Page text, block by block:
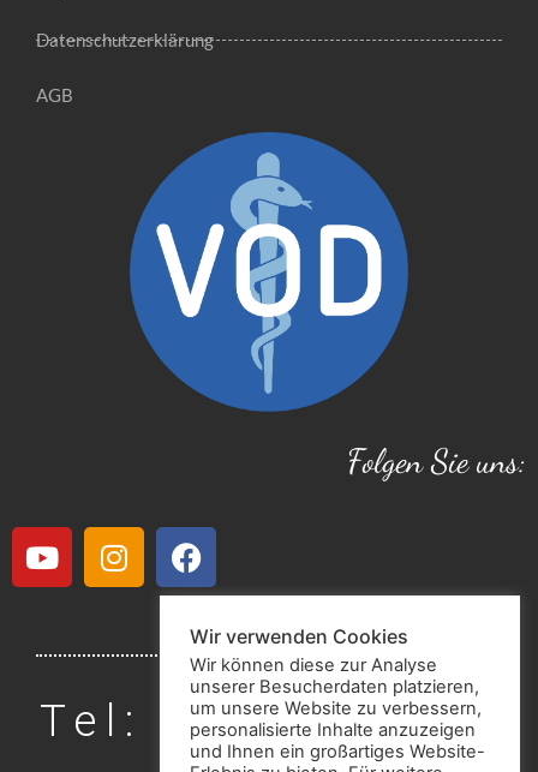
Datenschutzerklärung
AGB
Folgen Sie uns:
Tel: 06542 / 181
Wir verwenden Cookies
Wir können diese zur Analyse
unserer Besucherdaten platzieren,
um unsere Website zu verbessern,
personalisierte Inhalte anzuzeigen
und Ihnen ein großartiges Website-